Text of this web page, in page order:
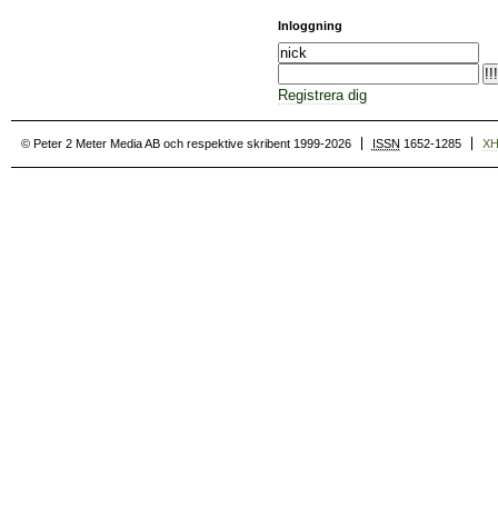
Inloggning
Registrera dig
© Peter 2 Meter Media AB och respektive skribent 1999-2026 ISSN 1652-1285